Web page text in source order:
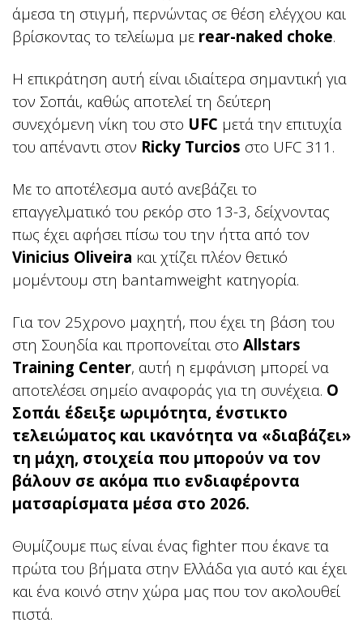
άμεσα τη στιγμή, περνώντας σε θέση ελέγχου και
βρίσκοντας το τελείωμα με rear-naked choke.
Η επικράτηση αυτή είναι ιδιαίτερα σημαντική για
τον Σοπάι, καθώς αποτελεί τη δεύτερη
συνεχόμενη νίκη του στο UFC μετά την επιτυχία
του απέναντι στον Ricky Turcios στο UFC 311.
Με το αποτέλεσμα αυτό ανεβάζει το
επαγγελματικό του ρεκόρ στο 13-3, δείχνοντας
πως έχει αφήσει πίσω του την ήττα από τον
Vinicius Oliveira και χτίζει πλέον θετικό
μομέντουμ στη bantamweight κατηγορία.
Για τον 25χρονο μαχητή, που έχει τη βάση του
στη Σουηδία και προπονείται στο Allstars
Training Center, αυτή η εμφάνιση μπορεί να
αποτελέσει σημείο αναφοράς για τη συνέχεια. Ο
Σοπάι έδειξε ωριμότητα, ένστικτο
τελειώματος και ικανότητα να «διαβάζει»
τη μάχη, στοιχεία που μπορούν να τον
βάλουν σε ακόμα πιο ενδιαφέροντα
ματσαρίσματα μέσα στο 2026.
Θυμίζουμε πως είναι ένας fighter που έκανε τα
πρώτα του βήματα στην Ελλάδα για αυτό και έχει
και ένα κοινό στην χώρα μας που τον ακολουθεί
πιστά.